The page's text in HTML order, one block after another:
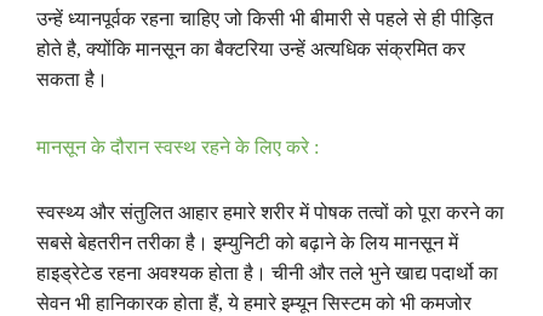
उन्हें ध्यानपूर्वक रहना चाहिए जो किसी भी बीमारी से पहले से ही पीड़ित
होते है,क्योंकि मानसून का बैक्टरिया उन्हें अत्यधिक संक्रमित कर
सकता है ।
मानसून के दौरान स्वस्थ रहने के लिए करे :
स्वस्थ्य और संतुलित आहार हमारे शरीर में पोषक तत्वों को पूरा करने का
सबसे बेहतरीन तरीका है ।इम्युनिटी को बढ़ाने के लिय मानसून में
हाइड्रेटेड रहना अवश्यक होता है । चीनी और तले भुने खाद्य पदार्थो का
सेवन भी हानिकारक होता हैं,ये हमारे इम्यून सिस्टम को भी कमजोर